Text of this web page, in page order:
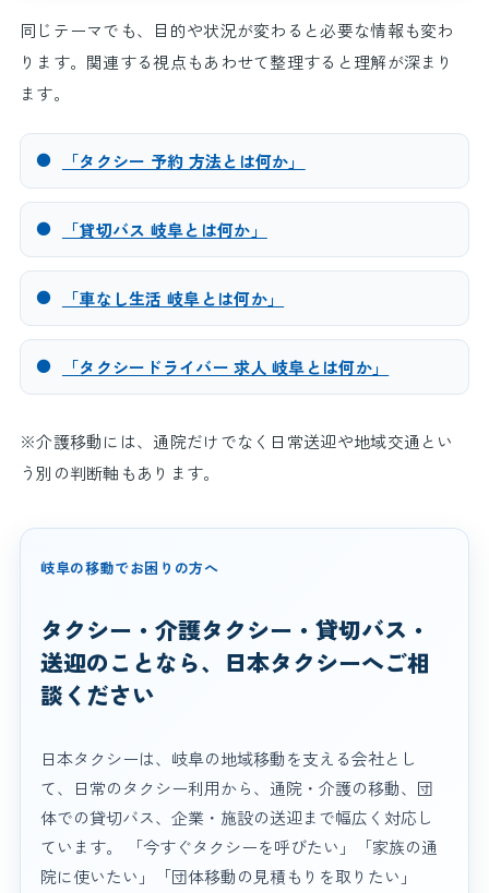
同じテーマでも、目的や状況が変わると必要な情報も変わ
ります。関連する視点もあわせて整理すると理解が深まり
ます。
● 「タクシー 予約 方法とは何か」
● 「貸切バス 岐阜とは何か」
● 「車なし生活 岐阜とは何か」
● 「タクシードライバー 求人 岐阜とは何か」
※介護移動には、通院だけでなく日常送迎や地域交通とい
う別の判断軸もあります。
岐阜の移動でお困りの方へ
タクシー・介護タクシー・貸切バス・
送迎のことなら、日本タクシーへご相
談ください
日本タクシーは、岐阜の地域移動を支える会社とし
て、日常のタクシー利用から、通院・介護の移動、団
体での貸切バス、企業・施設の送迎まで幅広く対応し
ています。 「今すぐタクシーを呼びたい」「家族の通
院に使いたい」「団体移動の見積もりを取りたい」